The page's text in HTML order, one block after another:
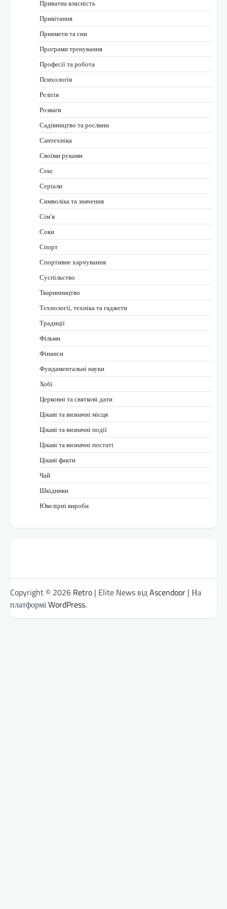
Приватна власність
Привітання
Прикмети та сни
Програми тренування
Професії та робота
Психологія
Релігія
Розваги
Садівництво та рослини
Сантехніка
Своїми руками
Секс
Серіали
Символіка та значення
Сім’я
Соки
Спорт
Спортивне харчування
Суспільство
Тваринництво
Технології, техніка та гаджети
Традиції
Фільми
Фінанси
Фундаментальні науки
Хобі
Церковні та святкові дати
Цікаві та визначні місця
Цікаві та визначні події
Цікаві та визначні постаті
Цікаві факти
Чай
Шкідники
Ювелірні вироби
Copyright © 2026 Retro | Elite News відAscendoor | На
платформіWordPress.